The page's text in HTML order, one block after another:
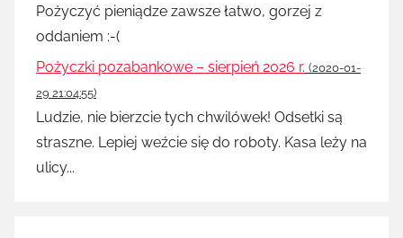
Pożyczyć pieniądze zawsze łatwo, gorzej z
oddaniem :-(
Pożyczki pozabankowe – sierpień 2026 r. (2020-01-
29 21:04:55)
Ludzie, nie bierzcie tych chwilówek! Odsetki są
straszne. Lepiej weźcie się do roboty. Kasa leży na
ulicy...